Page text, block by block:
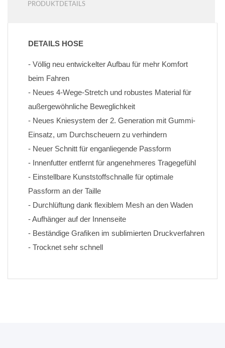
PRODUKTDETAILS
DETAILS HOSE
- Völlig neu entwickelter Aufbau für mehr Komfort
beim Fahren
- Neues 4-Wege-Stretch und robustes Material für
außergewöhnliche Beweglichkeit
- Neues Kniesystem der 2. Generation mit Gummi-
Einsatz, um Durchscheuern zu verhindern
- Neuer Schnitt für enganliegende Passform
- Innenfutter entfernt für angenehmeres Tragegefühl
- Einstellbare Kunststoffschnalle für optimale
Passform an der Taille
- Durchlüftung dank flexiblem Mesh an den Waden
- Aufhänger auf der Innenseite
- Trocknet sehr schnell